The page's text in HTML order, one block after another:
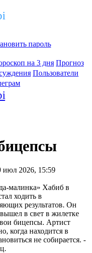
пароль
на 3 дня Прогноз
Пользователи
июл 2026, 15:59
малинка» Хабиб в
ходить в
результатов. Он
в свет в жилетке
бицепсы. Артист
когда находится в
не собирается. -